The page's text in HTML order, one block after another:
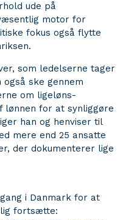
ude på
motor for
fokus også flytte
som ledelserne tager
ske gennem
om ligeløns-
lønnen for at synliggøre
han og henviser til
mere end 25 ansatte
der dokumenterer lige
i Danmark for at
fortsætte: